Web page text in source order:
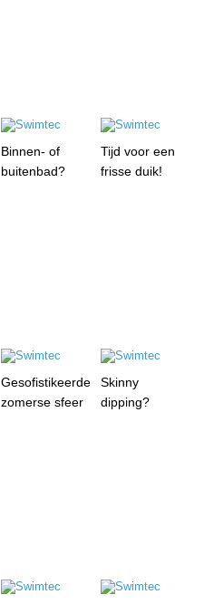
Binnen- of
buitenbad?
Tijd voor een
frisse duik!
Gesofistikeerde
zomerse sfeer
Skinny
dipping?